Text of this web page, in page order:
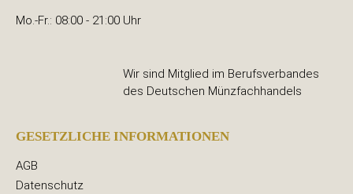
Mo.-Fr.: 08:00 - 21:00 Uhr
Wir sind Mitglied im Berufsverbandes
des Deutschen Münzfachhandels
GESETZLICHE INFORMATIONEN
AGB
Datenschutz